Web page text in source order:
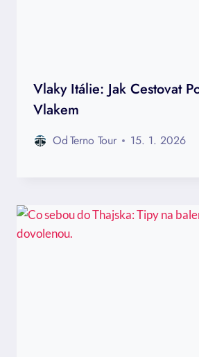
Vlaky Itálie: Jak Cestovat
Vlakem
OdTerno Tour 15. 1. 2026